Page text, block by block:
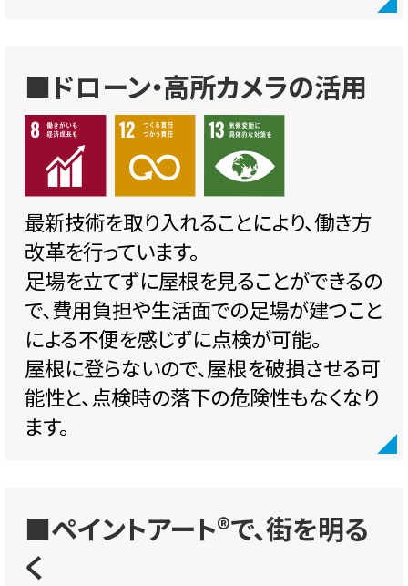
■ドローン・高所カメラの活用
最新技術を取り入れることにより、働き方
改革を行っています。
足場を立てずに屋根を見ることができるの
で、費用負担や生活面での足場が建つこと
による不便を感じずに点検が可能。
屋根に登らないので、屋根を破損させる可
能性と、点検時の落下の危険性もなくなり
ます。
■ペイントアート®で、街を明る
く